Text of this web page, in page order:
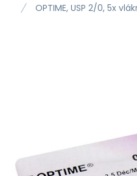
OPTIME, USP 2/0, 5x